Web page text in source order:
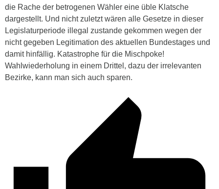
die Rache der betrogenen Wähler eine üble Klatsche
dargestellt. Und nicht zuletzt wären alle Gesetze in dieser
Legislaturperiode illegal zustande gekommen wegen der
nicht gegeben Legitimation des aktuellen Bundestages und
damit hinfällig. Katastrophe für die Mischpoke!
Wahlwiederholung in einem Drittel, dazu der irrelevanten
Bezirke, kann man sich auch sparen.